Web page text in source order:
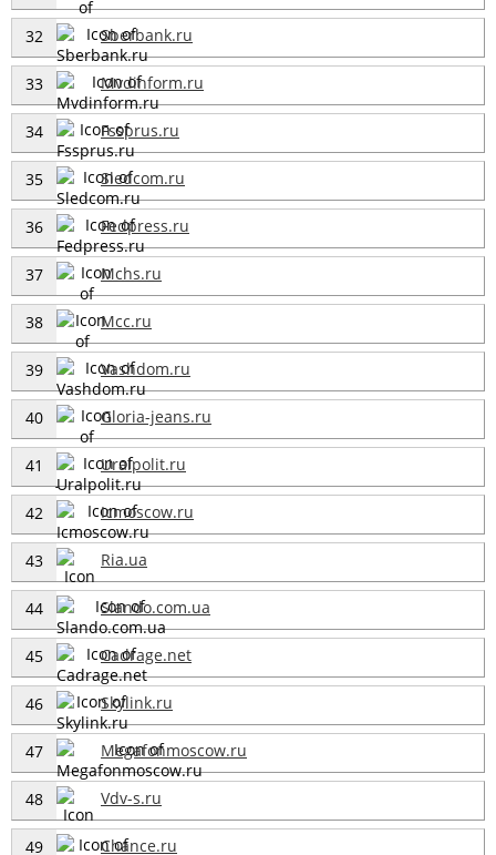
32 Sberbank.ru
33 Mvdinform.ru
34 Fssprus.ru
35 Sledcom.ru
36 Fedpress.ru
37 Mchs.ru
38 Mcc.ru
39 Vashdom.ru
40 Gloria-jeans.ru
41 Uralpolit.ru
42 Icmoscow.ru
43 Ria.ua
44 Slando.com.ua
45 Cadrage.net
46 Skylink.ru
47 Megafonmoscow.ru
48 Vdv-s.ru
49 Chance.ru